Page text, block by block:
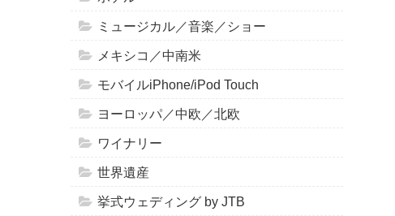
ミュージカル／音楽／ショー
メキシコ／中南米
モバイルiPhone/iPod Touch
ヨーロッパ／中欧／北欧
ワイナリー
世界遺産
挙式ウェディング by JTB